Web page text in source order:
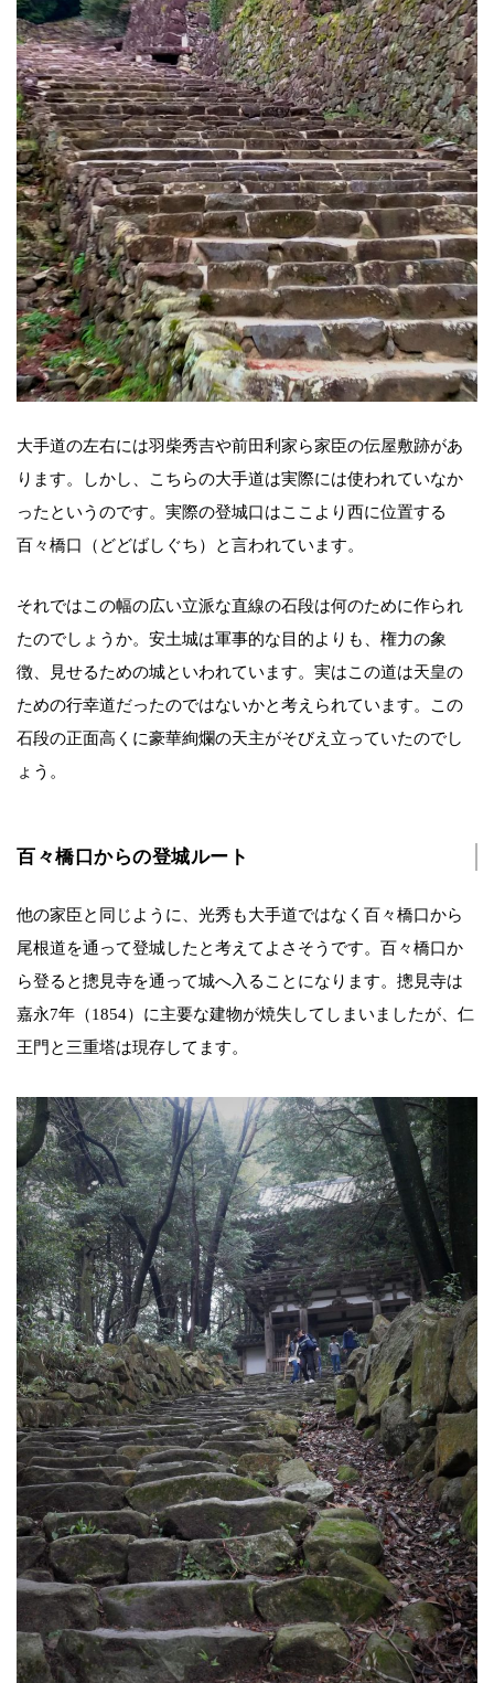
大手道の左右には羽柴秀吉や前田利家ら家臣の伝屋敷跡があ
ります。しかし、こちらの大手道は実際には使われていなか
ったというのです。実際の登城口はここより西に位置する
百々橋口（どどばしぐち）と言われています。
それではこの幅の広い立派な直線の石段は何のために作られ
たのでしょうか。安土城は軍事的な目的よりも、権力の象
徴、見せるための城といわれています。実はこの道は天皇の
ための行幸道だったのではないかと考えられています。この
石段の正面高くに豪華絢爛の天主がそびえ立っていたのでし
ょう。
百々橋口からの登城ルート
他の家臣と同じように、光秀も大手道ではなく百々橋口から
尾根道を通って登城したと考えてよさそうです。百々橋口か
ら登ると摠見寺を通って城へ入ることになります。摠見寺は
嘉永7年（1854）に主要な建物が焼失してしまいましたが、仁
王門と三重塔は現存してます。